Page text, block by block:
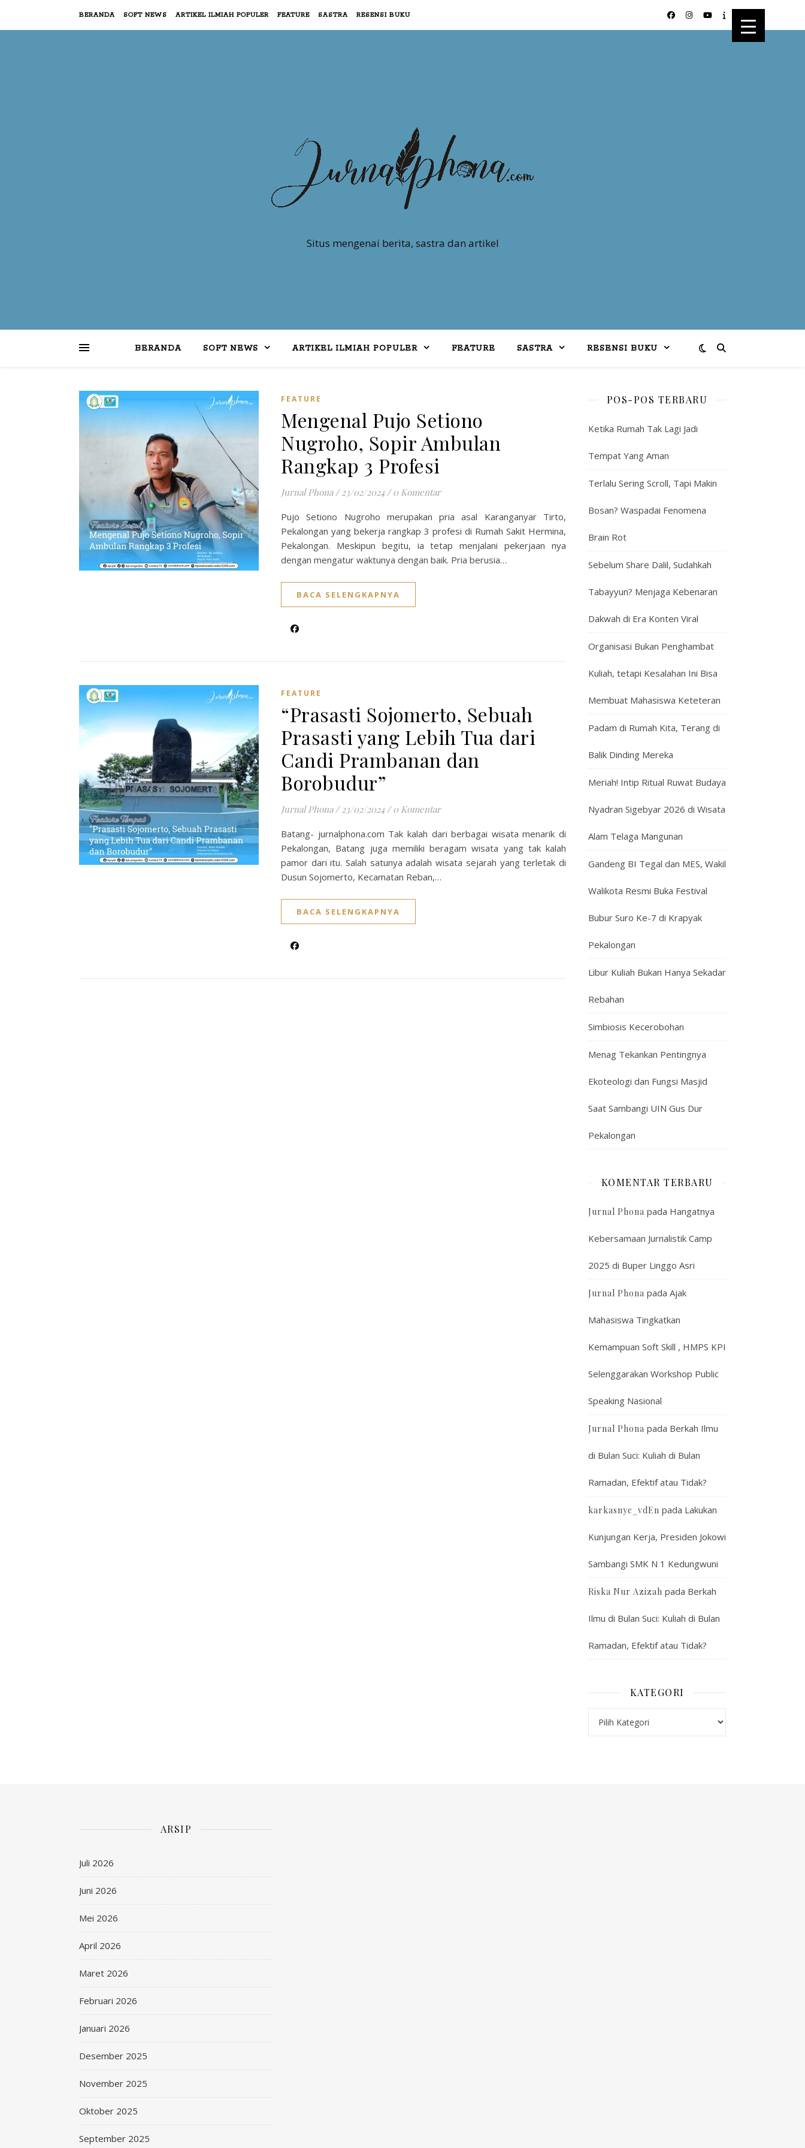
BERANDA SOFT NEWS ARTIKEL ILMIAH POPULER FEATURE SASTRA RESENSI BUKU
Situs mengenai berita, sastra dan artikel
BERANDA SOFT NEWS ARTIKEL ILMIAH POPULER FEATURE SASTRA RESENSI BUKU
FEATURE
Mengenal Pujo Setiono
Nugroho, Sopir Ambulan
Rangkap 3 Profesi
Jurnal Phona / 23/02/2024 / 0 Komentar
Pujo Setiono Nugroho merupakan pria asal Karanganyar Tirto,
Pekalongan yang bekerja rangkap 3 profesi di Rumah Sakit Hermina,
Pekalongan. Meskipun begitu, ia tetap menjalani pekerjaan nya
dengan mengatur waktunya dengan baik. Pria berusia…
BACA SELENGKAPNYA
FEATURE
“Prasasti Sojomerto, Sebuah
Prasasti yang Lebih Tua dari
Candi Prambanan dan
Borobudur”
Jurnal Phona / 23/02/2024 / 0 Komentar
Batang- jurnalphona.com Tak kalah dari berbagai wisata menarik di
Pekalongan, Batang juga memiliki beragam wisata yang tak kalah
pamor dari itu. Salah satunya adalah wisata sejarah yang terletak di
Dusun Sojomerto, Kecamatan Reban,…
BACA SELENGKAPNYA
POS-POS TERBARU
Ketika Rumah Tak Lagi Jadi
Tempat Yang Aman
Terlalu Sering Scroll, Tapi Makin
Bosan? Waspadai Fenomena
Brain Rot
Sebelum Share Dalil, Sudahkah
Tabayyun? Menjaga Kebenaran
Dakwah di Era Konten Viral
Organisasi Bukan Penghambat
Kuliah, tetapi Kesalahan Ini Bisa
Membuat Mahasiswa Keteteran
Padam di Rumah Kita, Terang di
Balik Dinding Mereka
Meriah! Intip Ritual Ruwat Budaya
Nyadran Sigebyar 2026 di Wisata
Alam Telaga Mangunan
Gandeng BI Tegal dan MES, Wakil
Walikota Resmi Buka Festival
Bubur Suro Ke-7 di Krapyak
Pekalongan
Libur Kuliah Bukan Hanya Sekadar
Rebahan
Simbiosis Kecerobohan
Menag Tekankan Pentingnya
Ekoteologi dan Fungsi Masjid
Saat Sambangi UIN Gus Dur
Pekalongan
KOMENTAR TERBARU
Jurnal Phona pada Hangatnya
Kebersamaan Jurnalistik Camp
2025 di Buper Linggo Asri
Jurnal Phona pada Ajak
Mahasiswa Tingkatkan
Kemampuan Soft Skill , HMPS KPI
Selenggarakan Workshop Public
Speaking Nasional
Jurnal Phona pada Berkah Ilmu
di Bulan Suci: Kuliah di Bulan
Ramadan, Efektif atau Tidak?
karkasnye_vdEn pada Lakukan
Kunjungan Kerja, Presiden Jokowi
Sambangi SMK N 1 Kedungwuni
Riska Nur Azizah pada Berkah
Ilmu di Bulan Suci: Kuliah di Bulan
Ramadan, Efektif atau Tidak?
KATEGORI
ARSIP
Juli 2026
Juni 2026
Mei 2026
April 2026
Maret 2026
Februari 2026
Januari 2026
Desember 2025
November 2025
Oktober 2025
September 2025